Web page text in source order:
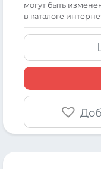
могут быть
в каталоге